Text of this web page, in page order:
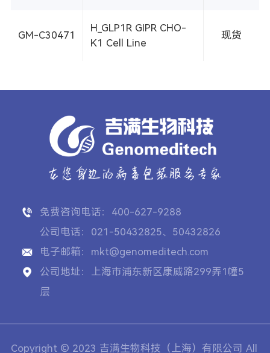
GM-C30471
H_GLP1R GIPR CHO-
K1 Cell Line
现货
免费咨询电话：400-627-9288
公司电话：021-50432825、50432826
电子邮箱：mkt@genomeditech.com
公司地址：上海市浦东新区康威路299弄1幢5
层
Copyright © 2023 吉满生物科技（上海）有限公司 All